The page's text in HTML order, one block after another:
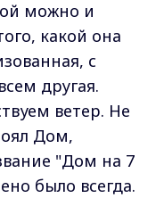
можно и
какой она
с
другая.
ветер. Не
Дом,
"Дом на 7
было всегда.